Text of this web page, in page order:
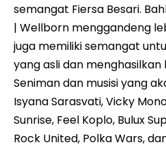
semangat Fiersa Besari.
| Wellborn menggandeng
juga memiliki semangat
yang asli dan
Seniman dan musisi yang
Isyana Sarasvati, Vicky
Sunrise, Feel Koplo, Bulux
Rock United, Polka Wars,